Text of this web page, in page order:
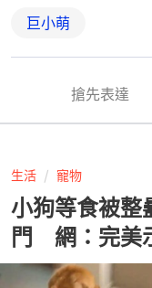
巨小萌
搶先表達
生活 寵物
小狗等食被整
門 網：完美